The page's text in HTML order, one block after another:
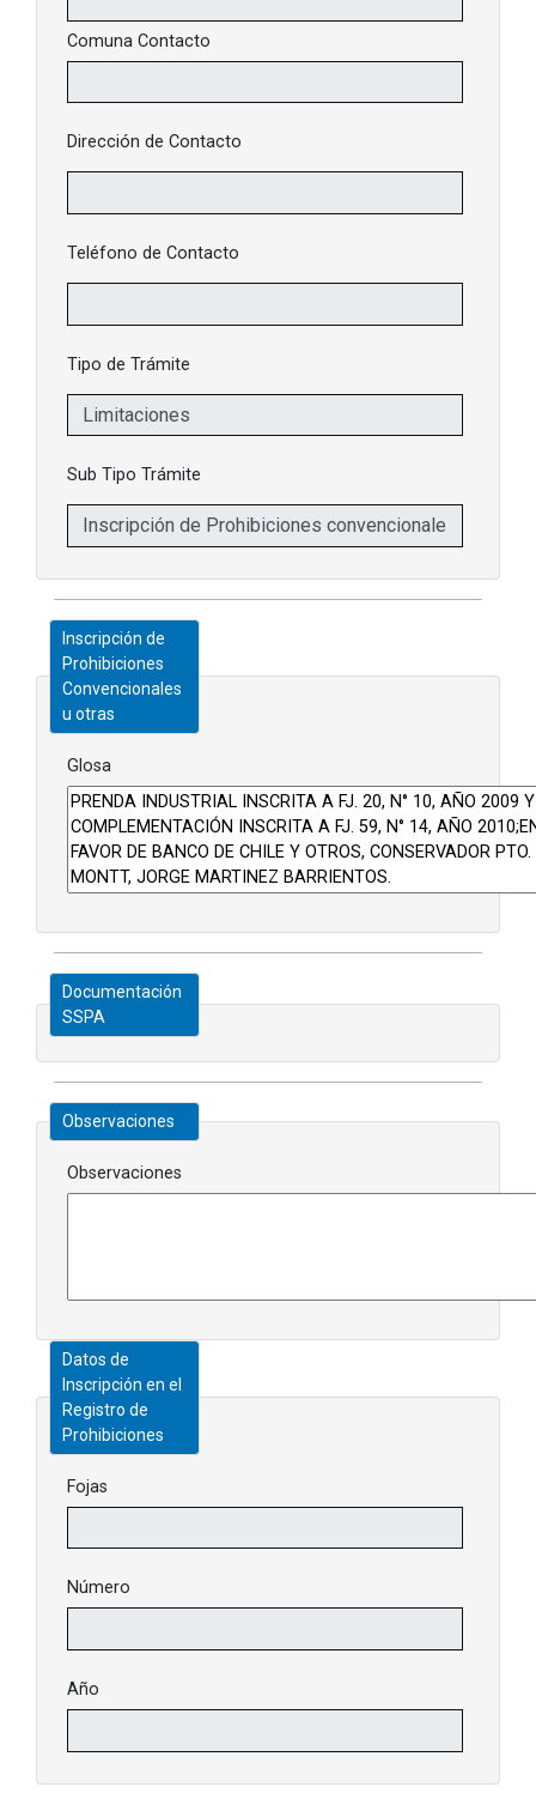
Comuna Contacto
Dirección de Contacto
Teléfono de Contacto
Tipo de Trámite
Sub Tipo Trámite
Inscripción de
Prohibiciones
Convencionales
u otras
Glosa
Documentación
SSPA
Observaciones
Observaciones
Datos de
Inscripción en el
Registro de
Prohibiciones
Fojas
Número
Año